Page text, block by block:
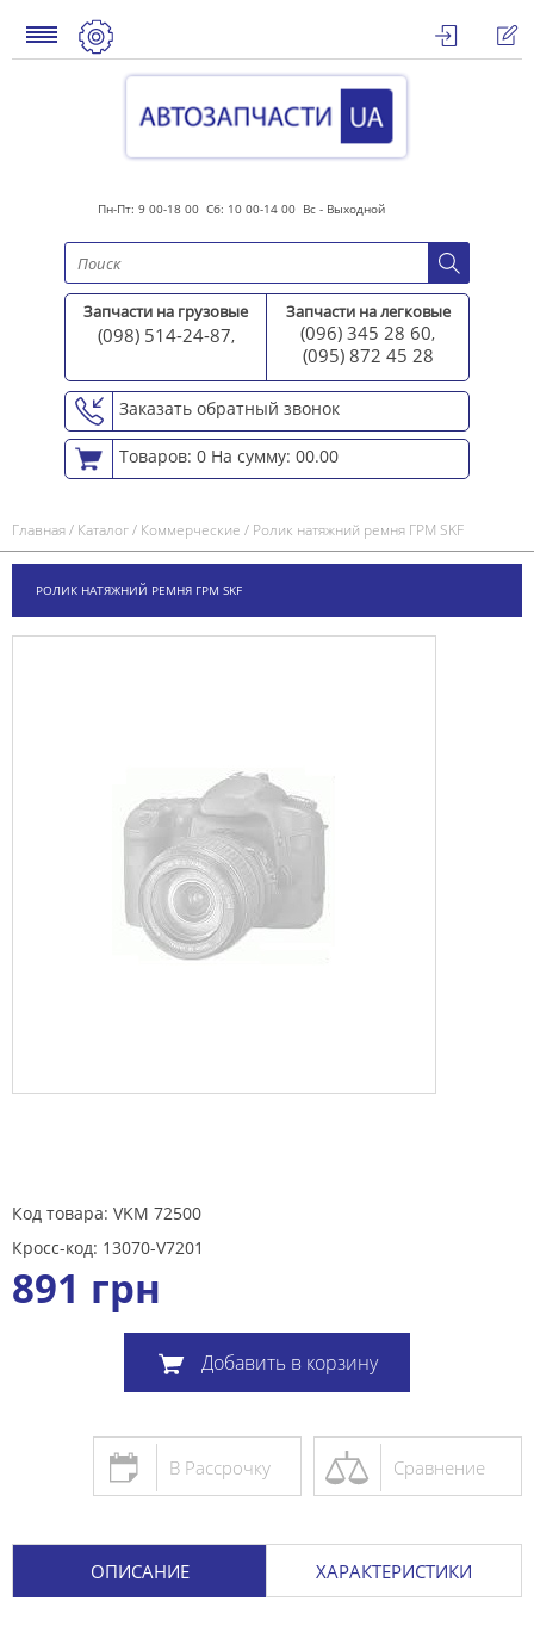
Пн-Пт: 9 00-18 00 Сб: 10 00-14 00 Вс - Выходной
Запчасти на грузовые
(098) 514-24-87,
Запчасти на легковые
(096) 345 28 60,
(095) 872 45 28
Заказать обратный звонок
Товаров: 0 На сумму: 00.00
Главная/ Каталог/ Коммерческие / Ролик натяжний ремня ГРМ SKF
РОЛИК НАТЯЖНИЙ РЕМНЯ ГРМ SKF
Код товара: VKM 72500
Кросс-код: 13070-V7201
891 грн
Добавить в корзину
Сравнение
В Рассрочку
ОПИСАНИЕ ХАРАКТЕРИСТИКИ